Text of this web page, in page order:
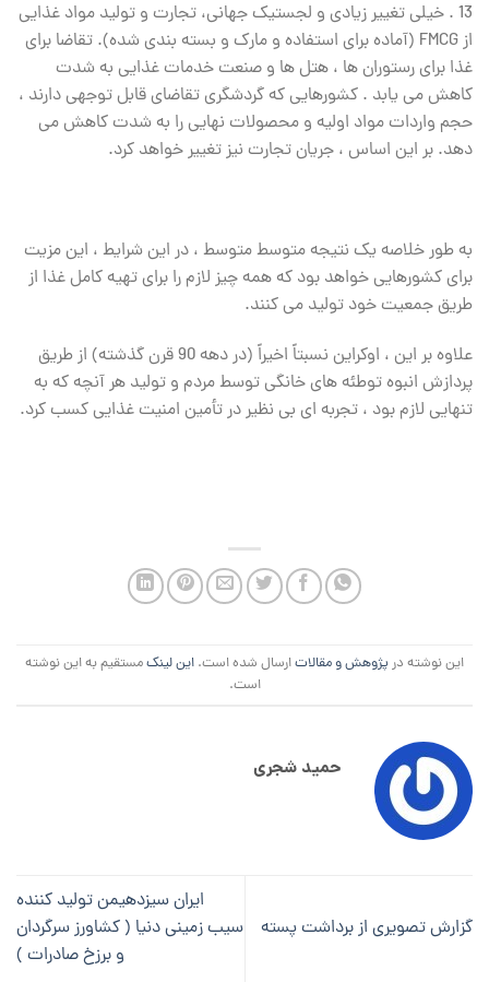
13 . خیلی تغییر زیادی و لجستیک جهانی، تجارت و تولید مواد غذایی
از FMCG (آماده برای استفاده و مارک و بسته بندی شده). تقاضا برای
غذا برای رستوران ها ، هتل ها و صنعت خدمات غذایی به شدت
کاهش می یابد . کشورهایی که گردشگری تقاضای قابل توجهی دارند ،
حجم واردات مواد اولیه و محصولات نهایی را به شدت کاهش می
دهد. بر این اساس ، جریان تجارت نیز تغییر خواهد کرد.
به طور خلاصه یک نتیجه متوسط ​​متوسط ​​، در این شرایط ، این مزیت
برای کشورهایی خواهد بود که همه چیز لازم را برای تهیه کامل غذا از
طریق جمعیت خود تولید می کنند.
علاوه بر این ، اوکراین نسبتاً اخیراً (در دهه 90 قرن گذشته) از طریق
پردازش انبوه توطئه های خانگی توسط مردم و تولید هر آنچه که به
تنهایی لازم بود ، تجربه ای بی نظیر در تأمین امنیت غذایی کسب کرد.
این نوشته در پژوهش و مقالاتارسال شده است. این لینکمستقیم به این نوشته
است.
حمید شجری
گزارش تصویری از برداشت پسته
ایران سیزدهیمن تولید کننده
سیب زمینی دنیا ( کشاورز سرگردان
و برزخ صادرات )